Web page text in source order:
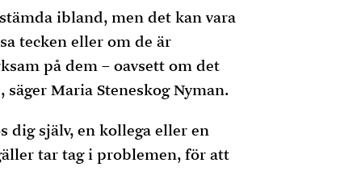
ibland, men det kan vara
tecken eller om de är
på dem – oavsett om det
Maria Steneskog Nyman.
dig själv, en kollega eller en
tar tag i problemen, för att